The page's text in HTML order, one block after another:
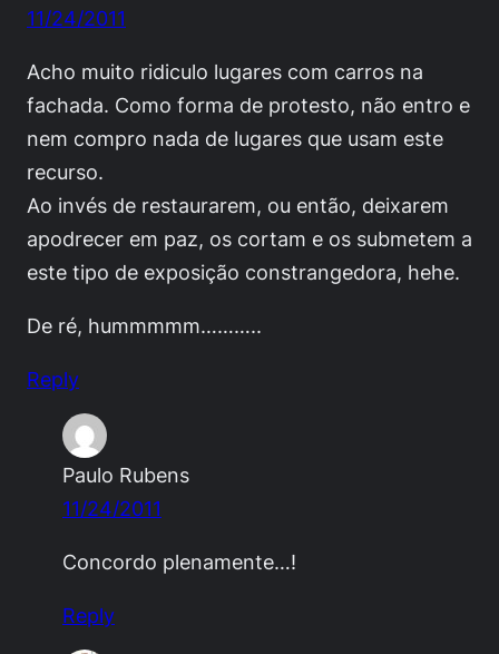
11/24/2011
Acho muito ridiculo lugares com carros na
fachada. Como forma de protesto, não entro e
nem compro nada de lugares que usam este
recurso.
Ao invés de restaurarem, ou então, deixarem
apodrecer em paz, os cortam e os submetem a
este tipo de exposição constrangedora, hehe.
De ré, hummmmm………..
Reply
Paulo Rubens
11/24/2011
Concordo plenamente…!
Reply